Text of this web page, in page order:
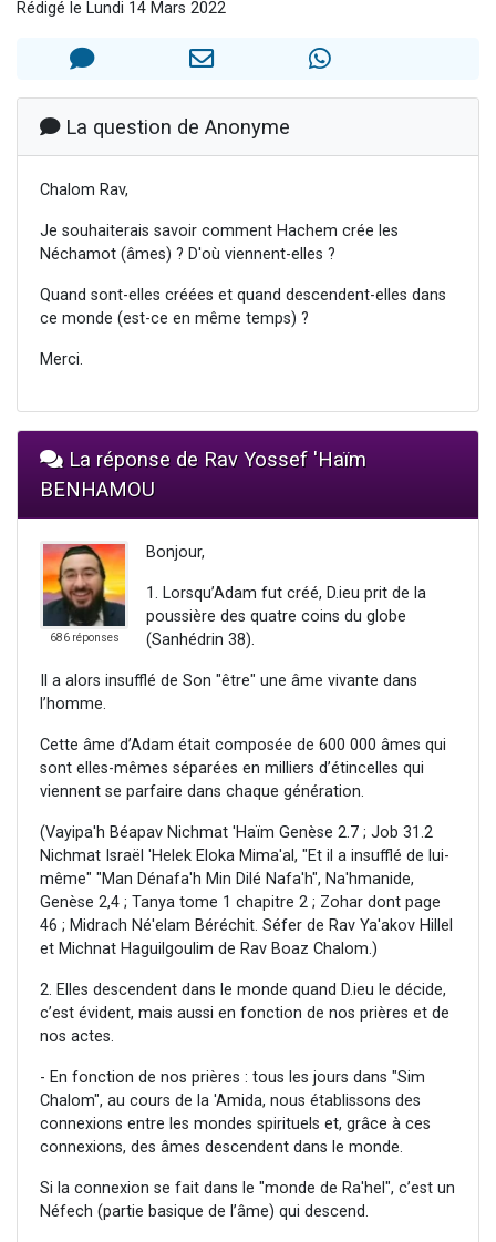
3 personnes viennent de faire un don pour 5 jours de vacances aux Orphelins
3 personnes viennent de nous rejoindre sur WhatsApp
Rédigé le Lundi 14 Mars 2022
La question de Anonyme
Chalom Rav,
Je souhaiterais savoir comment Hachem crée les
Néchamot (âmes) ? D'où viennent-elles ?
Quand sont-elles créées et quand descendent-elles dans
ce monde (est-ce en même temps) ?
Merci.
La réponse de Rav Yossef 'Haïm
BENHAMOU
686 réponses
Bonjour,
1. Lorsqu’Adam fut créé, D.ieu prit de la
poussière des quatre coins du globe
(Sanhédrin 38).
Il a alors insufflé de Son "être" une âme vivante dans
l’homme.
Cette âme d’Adam était composée de 600 000 âmes qui
sont elles-mêmes séparées en milliers d’étincelles qui
viennent se parfaire dans chaque génération.
(Vayipa'h Béapav Nichmat 'Haïm Genèse 2.7 ; Job 31.2
Nichmat Israël 'Helek Eloka Mima'al, "Et il a insufflé de lui-
même" "Man Dénafa'h Min Dilé Nafa'h", Na'hmanide,
Genèse 2,4 ; Tanya tome 1 chapitre 2 ; Zohar dont page
46 ; Midrach Né'elam Béréchit. Séfer de Rav Ya'akov Hillel
et Michnat Haguilgoulim de Rav Boaz Chalom.)
2. Elles descendent dans le monde quand D.ieu le décide,
c’est évident, mais aussi en fonction de nos prières et de
nos actes.
- En fonction de nos prières : tous les jours dans "Sim
Chalom", au cours de la 'Amida, nous établissons des
connexions entre les mondes spirituels et, grâce à ces
connexions, des âmes descendent dans le monde.
Si la connexion se fait dans le "monde de Ra'hel", c’est un
Néfech (partie basique de l’âme) qui descend.